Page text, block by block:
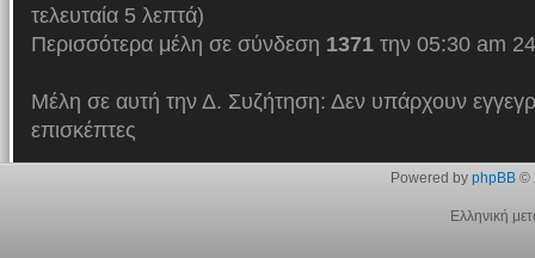
τελευταία 5 λεπτά)
Περισσότερα μέλη σε σύνδεση 1371την 05:30 am
Μέλη σε αυτή την Δ. Συζήτηση: Δεν υπάρχουν
επισκέπτες
Powered by phpBB©
Ελληνική